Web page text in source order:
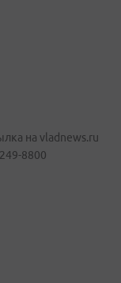
на vladnews.ru
8800